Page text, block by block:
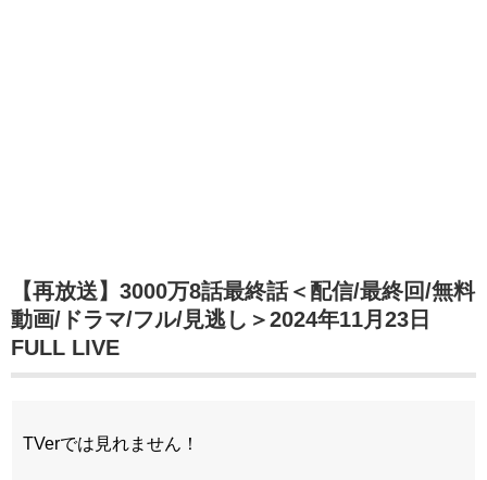
【再放送】3000万8話最終話＜配信/最終回/無料
動画/ドラマ/フル/見逃し＞2024年11月23日
FULL LIVE
TVerでは見れません！